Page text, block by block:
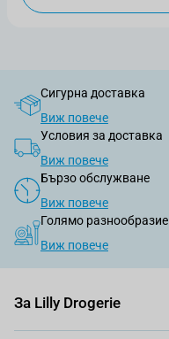
Сигурна доставка
Виж повече
Условия за доставка
Виж повече
Бързо обслужване
Виж повече
Голямо разнообразие
Виж повече
За Lilly Drogerie